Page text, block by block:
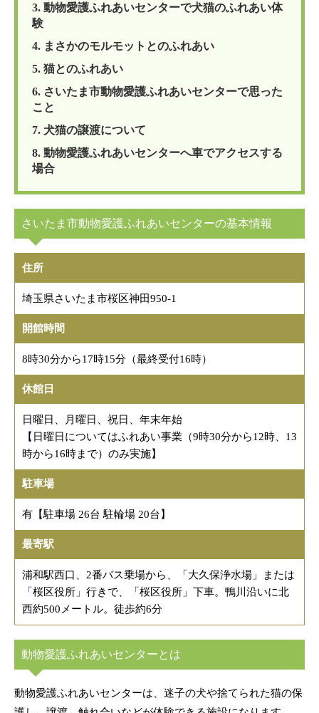
3. 動物愛護ふれあいセンターで犬猫のふれあい体
験
4. まさかのモルモットとのふれあい
5. 猫とのふれあい
6. さいたま市動物愛護ふれあいセンターで思った
こと
7. 犬猫の譲渡について
8. 動物愛護ふれあいセンターへ車でアクセスする
場合
さいたま市動物愛護ふれあいセンターの基本情報
住所
埼玉県さいたま市桜区神田950-1
開館時間
8時30分から17時15分（最終受付16時）
休館日
日曜日、月曜日、祝日、年末年始
【日曜日についてはふれあい事業（9時30分から12時、13
時から16時まで）のみ実施】
駐車場
有【駐車場 26台 駐輪場 20台】
最寄駅
浦和駅西口、2番バス乗場から、「大久保浄水場」または
「桜区役所」行きで、「桜区役所」下車。鴨川沿いに北
西約500メートル。徒歩約6分
動物愛護ふれあいセンターとは
動物愛護ふれあいセンターは、迷子の犬や捨てられた猫の保